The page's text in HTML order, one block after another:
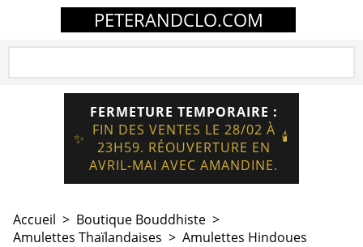
PETERANDCLO.COM
✨
FERMETURE TEMPORAIRE :
FIN DES VENTES LE 28/02 À
23H59. RÉOUVERTURE EN
AVRIL-MAI AVEC AMANDINE.
🕯️
Accueil > Boutique Bouddhiste >
Amulettes Thaïlandaises > Amulettes Hindoues